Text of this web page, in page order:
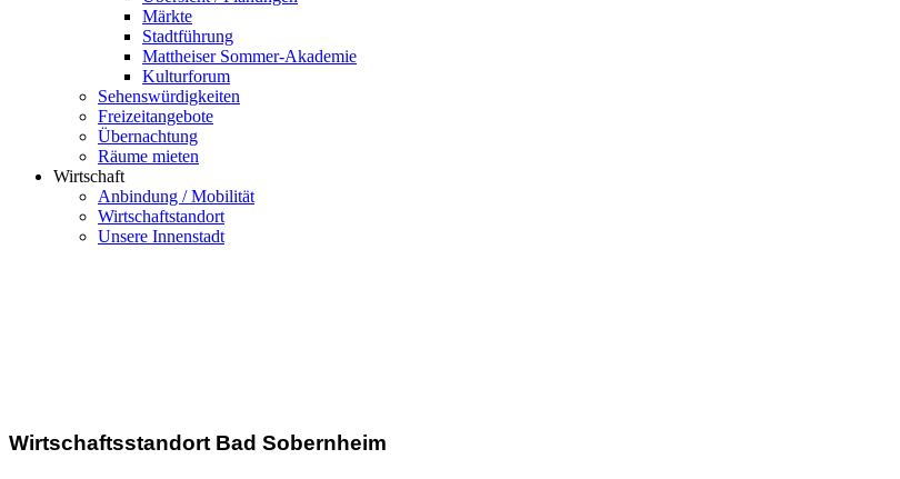
Märkte
Stadtführung
Mattheiser Sommer-Akademie
Kulturforum
Sehenswürdigkeiten
Freizeitangebote
Übernachtung
Räume mieten
Wirtschaft
Anbindung / Mobilität
Wirtschaftstandort
Unsere Innenstadt
Wirtschaftsstandort Bad Sobernheim